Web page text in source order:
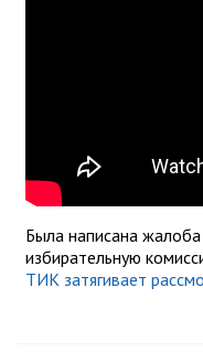
Была написана
избирательную
ТИК затягивает